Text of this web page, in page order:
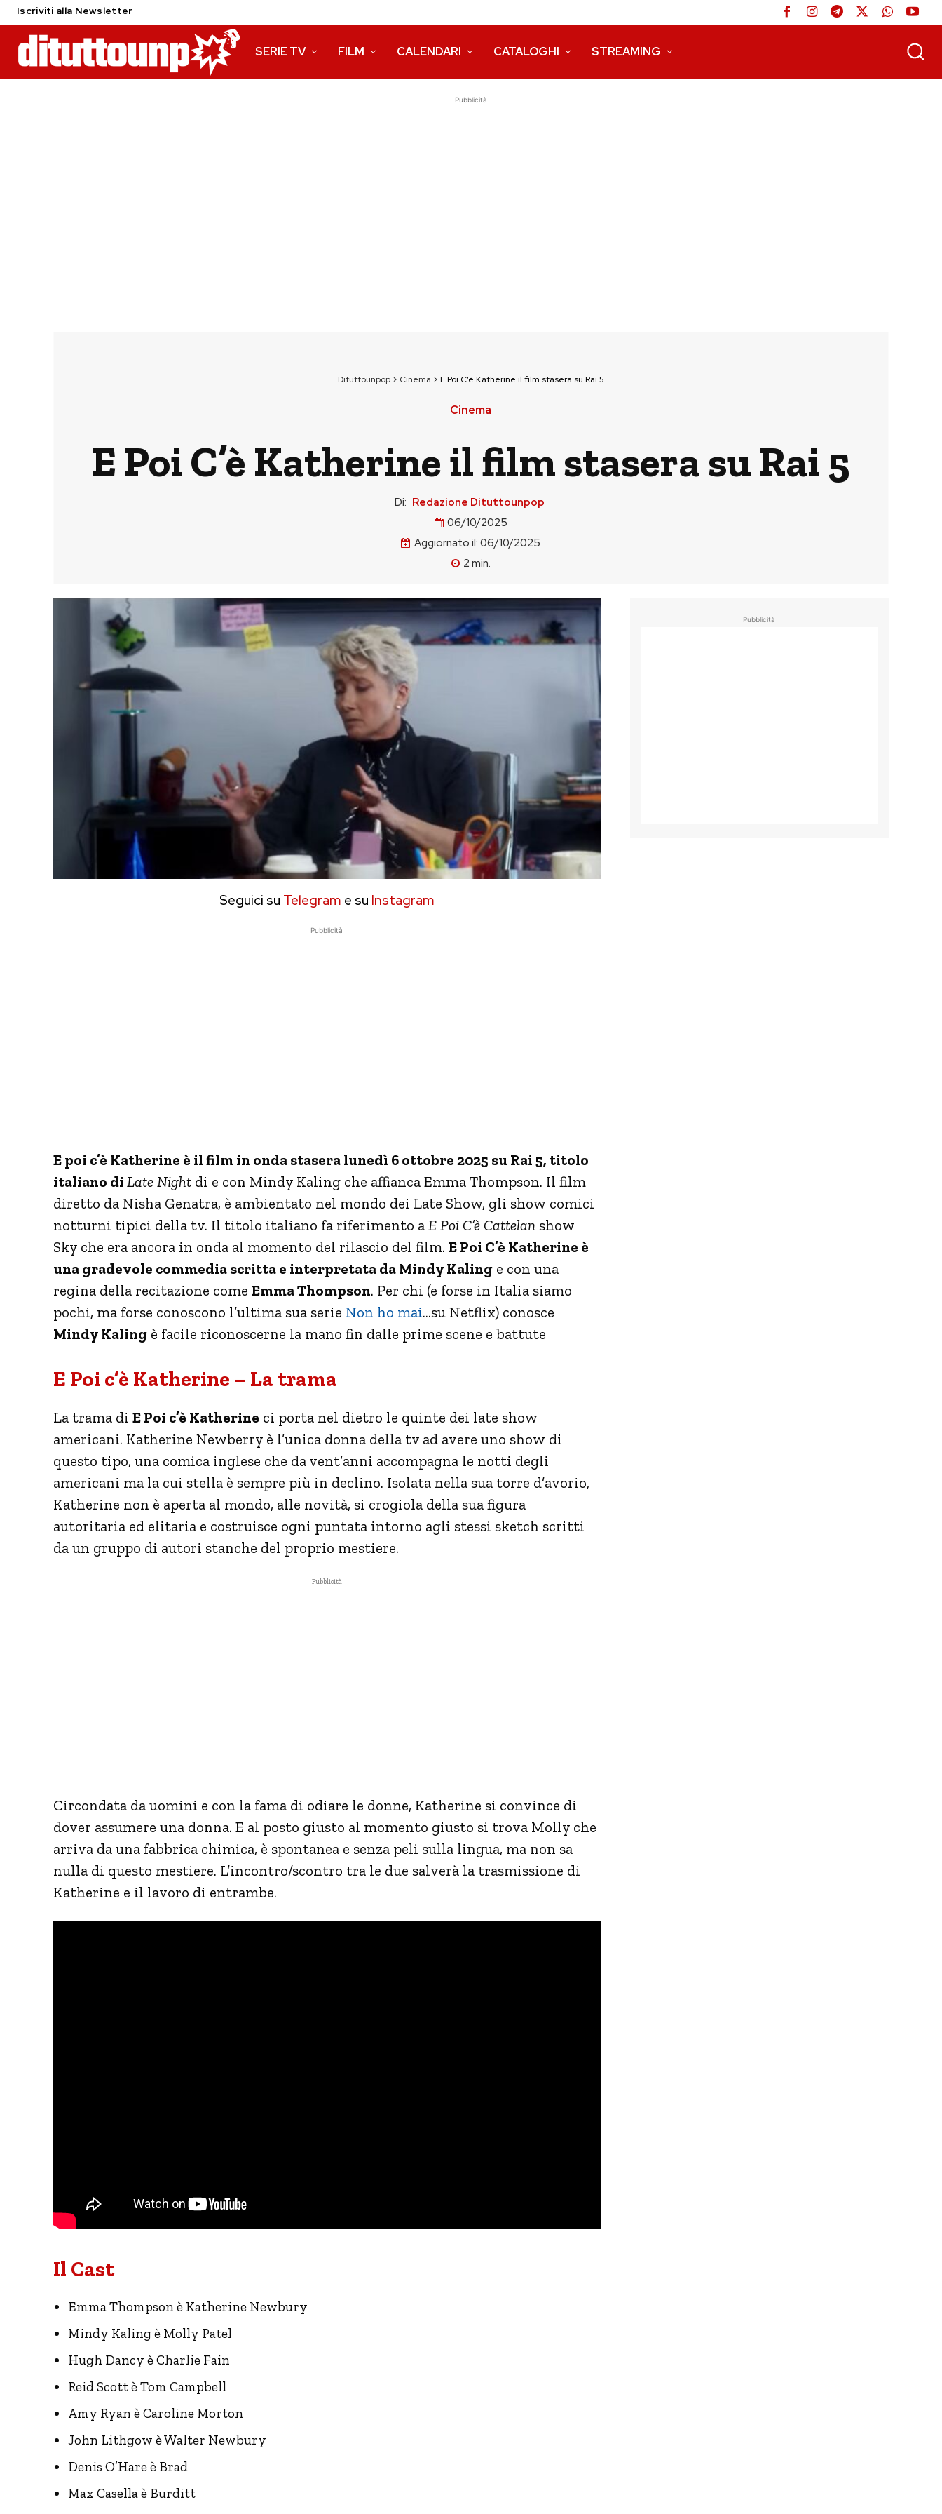
Iscriviti alla Newsletter
SERIE TV FILM CALENDARI CATALOGHI STREAMING
Pubblicità
Dituttounpop> Cinema > E Poi C’è Katherine il film stasera su Rai 5
Cinema
E Poi C’è Katherine il film stasera su Rai 5
Di: Redazione Dituttounpop
06/10/2025
Aggiornato il: 06/10/2025
2 min.
Seguici su Telegram e su Instagram
Pubblicità
E poi c’è Katherine è il film in onda stasera lunedì 6 ottobre 2025 su Rai 5, titolo
italiano di Late Night di e con Mindy Kaling che affianca Emma Thompson. Il film
diretto da Nisha Genatra, è ambientato nel mondo dei Late Show, gli show comici
notturni tipici della tv. Il titolo italiano fa riferimento a E Poi C’è Cattelan show
Sky che era ancora in onda al momento del rilascio del film. E Poi C’è Katherine è
una gradevole commedia scritta e interpretata da Mindy Kaling e con una
regina della recitazione come Emma Thompson. Per chi (e forse in Italia siamo
pochi, ma forse conoscono l’ultima sua serie Non ho mai…su Netflix) conosce
Mindy Kaling è facile riconoscerne la mano fin dalle prime scene e battute
E Poi c’è Katherine – La trama
La trama di E Poi c’è Katherine ci porta nel dietro le quinte dei late show
americani. Katherine Newberry è l’unica donna della tv ad avere uno show di
questo tipo, una comica inglese che da vent’anni accompagna le notti degli
americani ma la cui stella è sempre più in declino. Isolata nella sua torre d’avorio,
Katherine non è aperta al mondo, alle novità, si crogiola della sua figura
autoritaria ed elitaria e costruisce ogni puntata intorno agli stessi sketch scritti
da un gruppo di autori stanche del proprio mestiere.
- Pubblicità -
Circondata da uomini e con la fama di odiare le donne, Katherine si convince di
dover assumere una donna. E al posto giusto al momento giusto si trova Molly che
arriva da una fabbrica chimica, è spontanea e senza peli sulla lingua, ma non sa
nulla di questo mestiere. L’incontro/scontro tra le due salverà la trasmissione di
Katherine e il lavoro di entrambe.
Il Cast
Emma Thompson è Katherine Newbury
Mindy Kaling è Molly Patel
Hugh Dancy è Charlie Fain
Reid Scott è Tom Campbell
Amy Ryan è Caroline Morton
John Lithgow è Walter Newbury
Denis O’Hare è Brad
Max Casella è Burditt
Pubblicità